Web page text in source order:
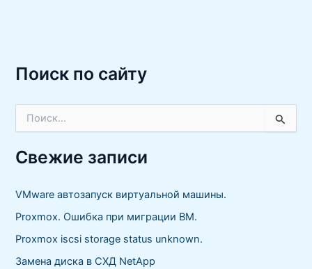
Поиск по сайту
с
к
Свежие записи
VMware автозапуск виртуальной машины.
Proxmox. Ошибка при миграции ВМ.
Proxmox iscsi storage status unknown.
Замена диска в СХД NetApp